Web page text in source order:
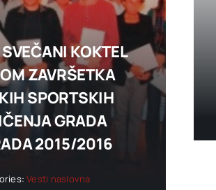
KOKTEL
ZAVRŠETKA
SPORTSKIH
GRADA
2015/2016
Vesti naslovna